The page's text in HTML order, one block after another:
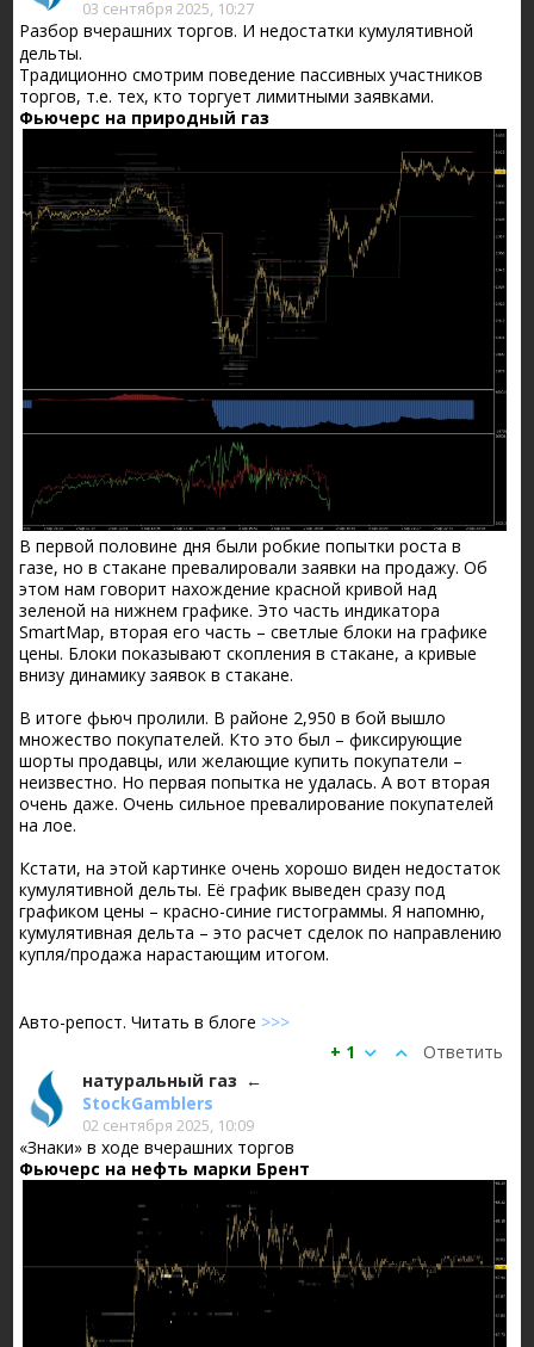
03 сентября 2025, 10:27
Разбор вчерашних торгов. И недостатки кумулятивной
дельты.
Традиционно смотрим поведение пассивных участников
торгов, т.е. тех, кто торгует лимитными заявками.
Фьючерс на природный газ
В первой половине дня были робкие попытки роста в
газе, но в стакане превалировали заявки на продажу. Об
этом нам говорит нахождение красной кривой над
зеленой на нижнем графике. Это часть индикатора
SmartMap, вторая его часть – светлые блоки на графике
цены. Блоки показывают скопления в стакане, а кривые
внизу динамику заявок в стакане.
В итоге фьюч пролили. В районе 2,950 в бой вышло
множество покупателей. Кто это был – фиксирующие
шорты продавцы, или желающие купить покупатели –
неизвестно. Но первая попытка не удалась. А вот вторая
очень даже. Очень сильное превалирование покупателей
на лое.
Кстати, на этой картинке очень хорошо виден недостаток
кумулятивной дельты. Её график выведен сразу под
графиком цены – красно-синие гистограммы. Я напомню,
кумулятивная дельта – это расчет сделок по направлению
купля/продажа нарастающим итогом.
Авто-репост. Читать в блоге >>>
Ответить
+ 1
натуральный газ
StockGamblers
02 сентября 2025, 10:09
«Знаки» в ходе вчерашних торгов
Фьючерс на нефть марки Брент